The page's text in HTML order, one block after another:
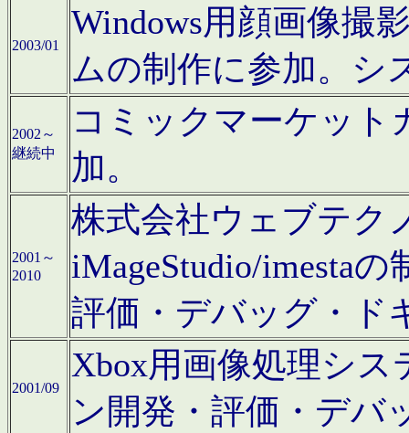
2003/01
Windows用顔画像撮
ムの制作に参加。シ
2002～
継続中
コミックマーケット
加。
2001～
2010
株式会社ウェブテク
iMageStudio/imesta
評価・デバッグ・ド
2001/09
Xbox用画像処理シ
ン開発・評価・デバ